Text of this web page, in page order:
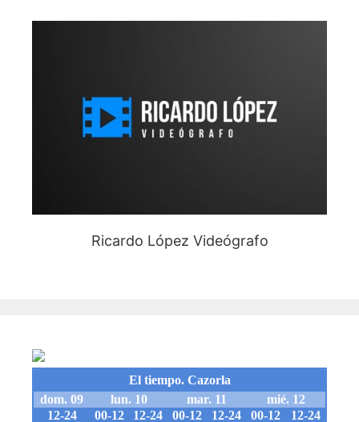
Ricardo López Videógrafo